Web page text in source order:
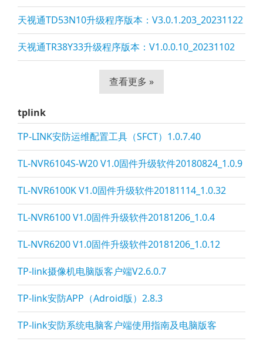
天视通TD53N10升级程序版本：V3.0.1.203_20231122
天视通TR38Y33升级程序版本：V1.0.0.10_20231102
查看更多 »
tplink
TP-LINK安防运维配置工具（SFCT）1.0.7.40
TL-NVR6104S-W20 V1.0固件升级软件20180824_1.0.9
TL-NVR6100K V1.0固件升级软件20181114_1.0.32
TL-NVR6100 V1.0固件升级软件20181206_1.0.4
TL-NVR6200 V1.0固件升级软件20181206_1.0.12
TP-link摄像机电脑版客户端V2.6.0.7
TP-link安防APP（Adroid版）2.8.3
TP-link安防系统电脑客户端使用指南及电脑版客